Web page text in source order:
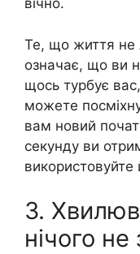
вічно.
Те, що життя не
означає, що ви
щось турбує
можете
вам новий
секунду ви
використовуйте
3.
нічого не